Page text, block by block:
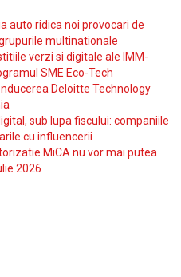
auto ridica noi provocari de
multinationale
verzi si digitale ale IMM-
SME Eco-Tech
Deloitte Technology
sub lupa fiscului: companiile
cu influencerii
MiCA nu vor mai putea
2026